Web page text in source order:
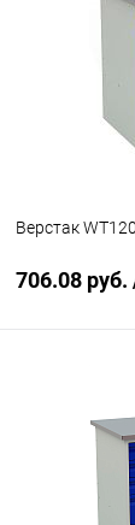
Верстак
706.08 руб.
Купить в 1
В избранное